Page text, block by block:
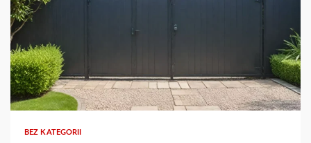
BEZ KATEGORII